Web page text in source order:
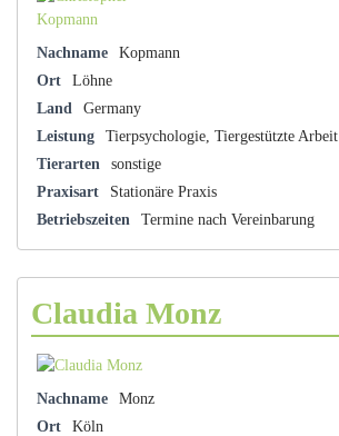
Nachname
Kopmann
Ort
Löhne
Land
Germany
Leistung
Tierpsychologie, Tiergestützte Arbeit
Tierarten
sonstige
Praxisart
Stationäre Praxis
Betriebszeiten
Termine nach Vereinbarung
Claudia Monz
Nachname
Monz
Ort
Köln